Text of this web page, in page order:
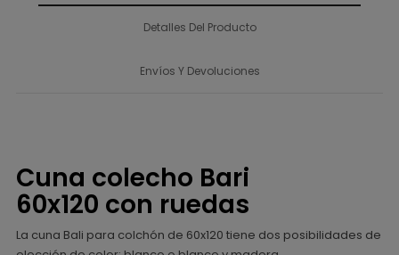
Detalles Del Producto
Envíos Y Devoluciones
Cuna colecho Bari
60x120 con ruedas
La cuna Bali para colchón de 60x120 tiene dos posibilidades de